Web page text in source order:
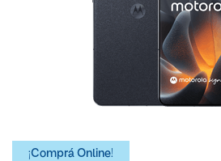
¡Comprá Online!